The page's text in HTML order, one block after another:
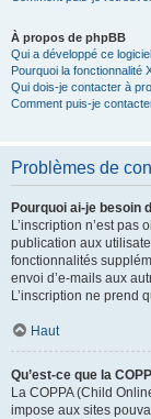
À propos de phpBB
Qui a développé ce
Pourquoi la fonctionnalité
Qui dois-je contacter à
Comment puis-je
Problèmes de
Pourquoi ai-je besoin
L’inscription n’est
publication aux
fonctionnalités
envoi d’e-mails aux
L’inscription ne prend
Haut
Qu’est-ce que la
La COPPA (Child
impose aux sites